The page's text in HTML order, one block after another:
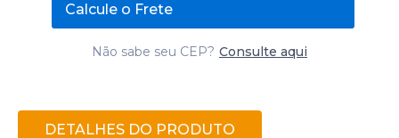
Calcule o Frete
Não sabe seu CEP? Consulte aqui
DETALHES DO PRODUTO